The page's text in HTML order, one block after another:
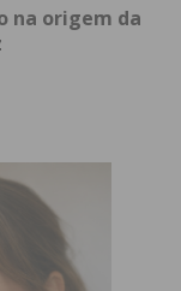
na origem da